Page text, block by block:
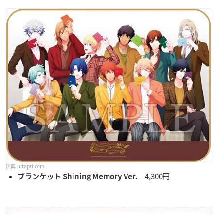
utapri.com
ブランケット Shining Memory Ver.
4,300円